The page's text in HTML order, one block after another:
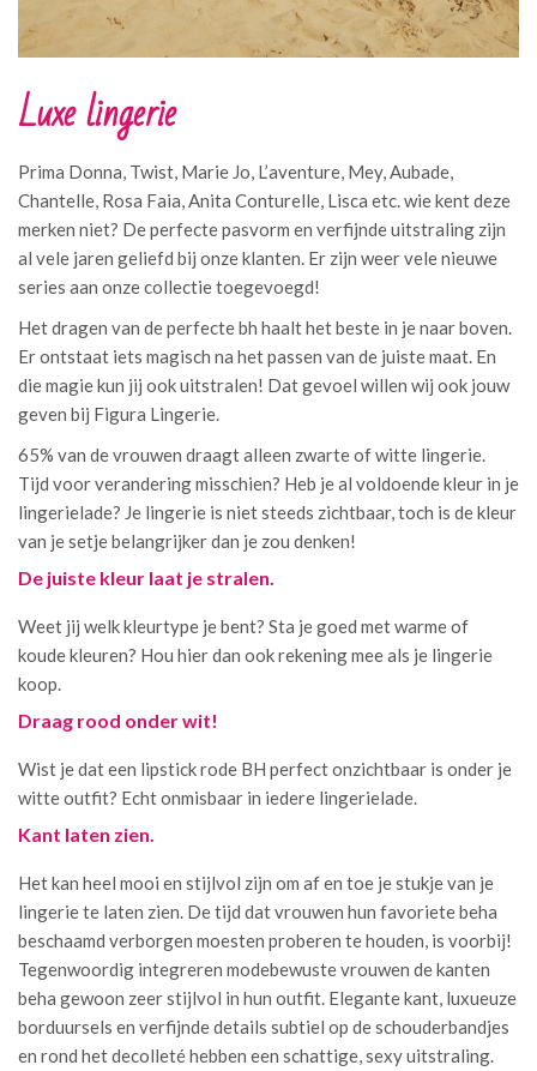
Luxe lingerie
Prima Donna, Twist, Marie Jo, L’aventure, Mey, Aubade,
Chantelle, Rosa Faia, Anita Conturelle, Lisca etc. wie kent deze
merken niet? De perfecte pasvorm en verfijnde uitstraling zijn
al vele jaren geliefd bij onze klanten. Er zijn weer vele nieuwe
series aan onze collectie toegevoegd!
Het dragen van de perfecte bh haalt het beste in je naar boven.
Er ontstaat iets magisch na het passen van de juiste maat. En
die magie kun jij ook uitstralen! Dat gevoel willen wij ook jouw
geven bij Figura Lingerie.
65% van de vrouwen draagt alleen zwarte of witte lingerie.
Tijd voor verandering misschien? Heb je al voldoende kleur in je
lingerielade? Je lingerie is niet steeds zichtbaar, toch is de kleur
van je setje belangrijker dan je zou denken!
De juiste kleur laat je stralen.
Weet jij welk kleurtype je bent? Sta je goed met warme of
koude kleuren? Hou hier dan ook rekening mee als je lingerie
koop.
Draag rood onder wit!
Wist je dat een lipstick rode BH perfect onzichtbaar is onder je
witte outfit? Echt onmisbaar in iedere lingerielade.
Kant laten zien.
Het kan heel mooi en stijlvol zijn om af en toe je stukje van je
lingerie te laten zien. De tijd dat vrouwen hun favoriete beha
beschaamd verborgen moesten proberen te houden, is voorbij!
Tegenwoordig integreren modebewuste vrouwen de kanten
beha gewoon zeer stijlvol in hun outfit. Elegante kant, luxueuze
borduursels en verfijnde details subtiel op de schouderbandjes
en rond het decolleté hebben een schattige, sexy uitstraling.